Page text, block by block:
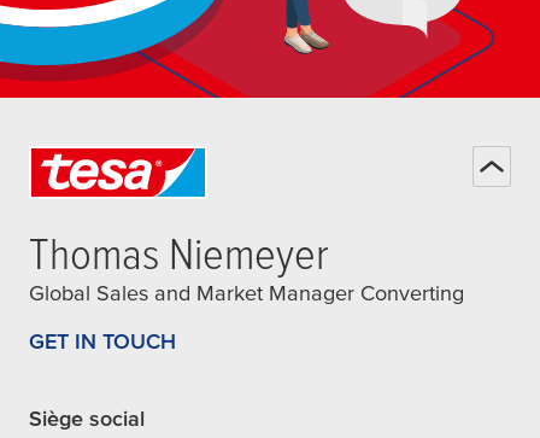
Thomas Niemeyer
Global Sales and Market Manager Converting
GET IN TOUCH
Siège social